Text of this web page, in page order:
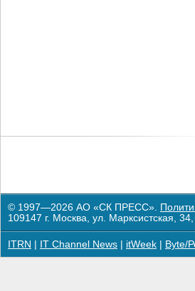
© 1997—2026 АО «СК ПРЕСС».
109147 г. Москва, ул. Марксистская,
ITRN IT Channel News itWeek Byte/